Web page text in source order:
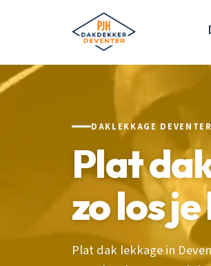
DAKLEKKAGE DEVENTER
Plat
zo los
Plat dak lekkage in